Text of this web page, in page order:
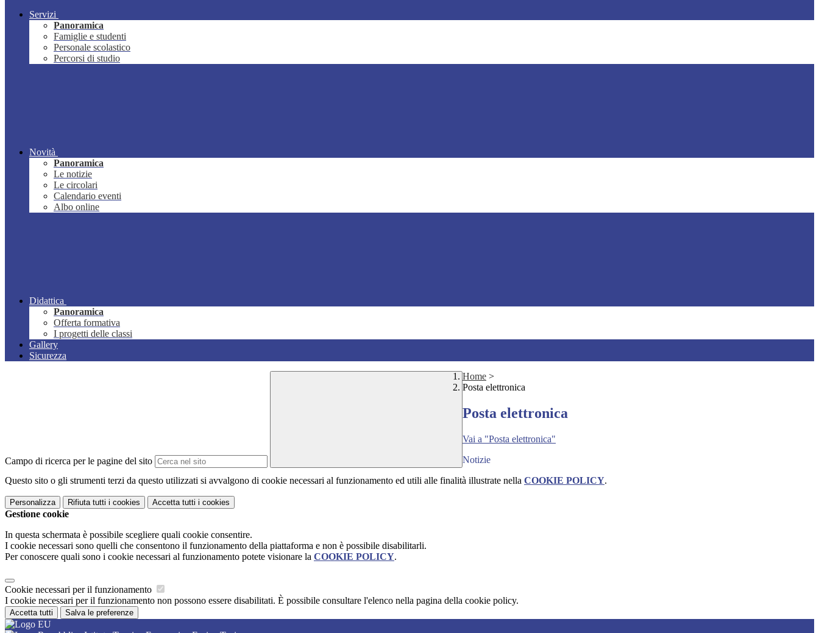
Servizi
Panoramica
Famiglie e studenti
Personale scolastico
Percorsi di studio
Novità
Panoramica
Le notizie
Le circolari
Calendario eventi
Albo online
Didattica
Panoramica
Offerta formativa
I progetti delle classi
Gallery
Sicurezza
Campo di ricerca per le pagine del sito
Home >
Posta elettronica
Posta elettronica
Vai a "Posta elettronica"
Notizie
Questo sito o gli strumenti terzi da questo utilizzati si avvalgono di cookie necessari al funzionamento ed utili alle finalità illustrate nella COOKIE POLICY.
Personalizza Rifiuta tutti i cookies Accetta tutti i cookies
Gestione cookie
In questa schermata è possibile scegliere quali cookie consentire.
I cookie necessari sono quelli che consentono il funzionamento della piattaforma e non è possibile disabilitarli.
Per conoscere quali sono i cookie necessari al funzionamento potete visionare la COOKIE POLICY.
Cookie necessari per il funzionamento
I cookie necessari per il funzionamento non possono essere disabilitati. È possibile consultare l'elenco nella pagina della cookie policy.
Accetta tutti Salva le preferenze